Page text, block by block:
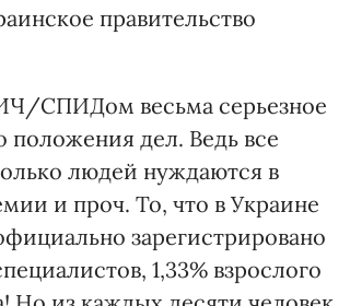
правительство
СПИДом весьма серьезное
положения дел. Ведь все
людей нуждаются в
и проч. То, что в Украине
зарегистрировано
1,33% взрослого